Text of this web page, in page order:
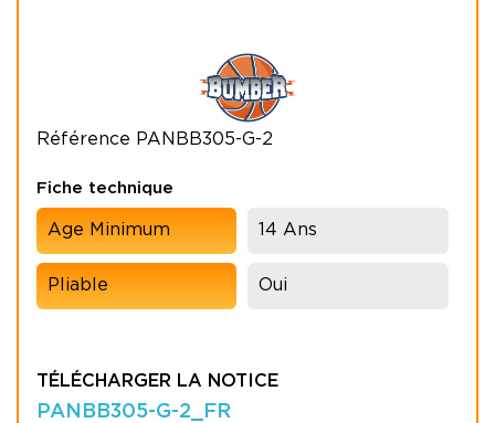
Référence PANBB305-G-2
Fiche technique
Age Minimum 14 Ans
Pliable Oui
TÉLÉCHARGER LA NOTICE
PANBB305-G-2_FR